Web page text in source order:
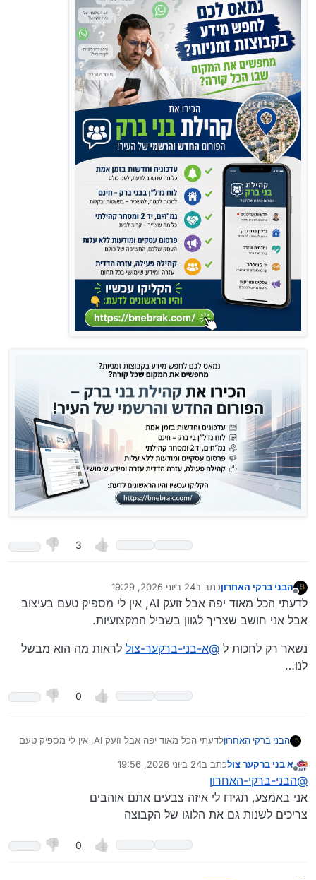
3
הבני ברקי האחרוןכתב ב24 ביוני 2026, 19:29
נערך לאחרונה על ידי הבני ברקי האחרון
לדעתי הכל מאוד יפה אבל זועק AI, אין לי מספיק טעם בעיצוב
אבל אני חושב שצריך לגוון בשביל המקצועיות.
נשאר רק לחכות ל @א-בני-ברקער-צול לראות מה הוא מבשל
לנו…
0
הבני ברקי האחרון
לדעתי הכל מאוד יפה אבל זועק AI, אין לי מספיק טעם
נשאר רק לחכות ל@ א-בני-ברקער-צול
מבשל לנו…
א בני ברקער צולכתב ב24 ביוני 2026, 19:56
נערך לאחרונה על ידי
@הבני-ברקי-האחרון
אני באמצע, תגידו לי איזה צבעים אתם אוהבים
צריכים לשנות גם את הלוגו של הקבוצה
0